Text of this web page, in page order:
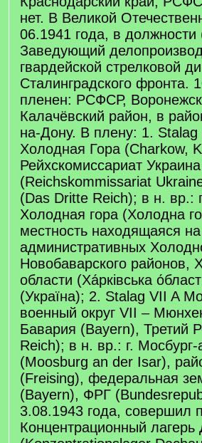
нет. В Великой
06.1941 года, в
Заведующий
гвардейской стрелковой
Сталинградского фронта.
пленен: РСФСР,
Калачёвский район, в
на-Дону. В плену: 1. Stalag
Холодная Гора (Charkow,
Рейхскомиссариат Украина
(Reichskommissariat
(Das Dritte Reich); в н. вр.:
Холодная гора (Холодна
местность находящаяся
административных
Новобаварского районов,
области (Ха́рківська
(Україна); 2. Stalag VII A
военный округ VII –
Бавария (Bayern), Третий
Reich); в н. вр.: г.
(Moosburg an der Isar),
(Freising), федеральная
(Bayern), ФРГ
3.08.1943 года, совершил
Концентрационный лагерь